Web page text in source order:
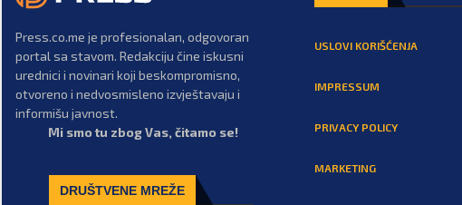
Press.co.me je profesionalan, odgovoran
portal sa stavom. Redakciju čine iskusni
urednici i novinari koji beskompromisno,
otvoreno i nedvosmisleno izvještavaju i
informišu javnost.
Mi smo tu zbog Vas, čitamo se!
DRUŠTVENE MREŽE
USLOVI KORIŠĆENJA
IMPRESSUM
PRIVACY POLICY
MARKETING